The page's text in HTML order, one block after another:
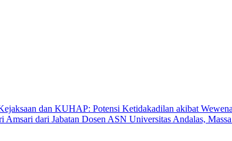
dan KUHAP: Potensi Ketidakadilan akibat
Amsari dari Jabatan Dosen ASN Universitas Andalas,